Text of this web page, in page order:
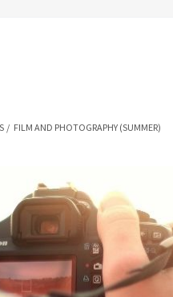
/ FILM AND PHOTOGRAPHY (SUMMER)